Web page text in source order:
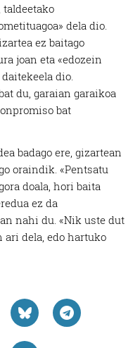
dela dio.
ez baitago
joan eta «edozein
dio.
du, garaian garaikoa
bat
badago ere, gizartean
oraindik. «Pentsatu
doala, hori baita
ez da
nahi du. «Nik uste dut
dela, edo hartuko